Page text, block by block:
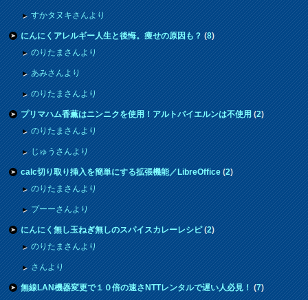
すかタヌキさんより
にんにくアレルギー人生と後悔。痩せの原因も？(8)
のりたまさんより
あみさんより
のりたまさんより
プリマハム香薫はニンニクを使用！アルトバイエルンは不使用(2)
のりたまさんより
じゅうさんより
calc切り取り挿入を簡単にする拡張機能／LibreOffice(2)
のりたまさんより
プーーさんより
にんにく無し玉ねぎ無しのスパイスカレーレシピ(2)
のりたまさんより
さんより
無線LAN機器変更で１０倍の速さNTTレンタルで遅い人必見！(7)